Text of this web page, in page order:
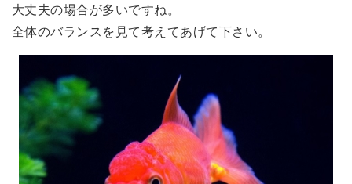
大丈夫の場合が多いですね。
全体のバランスを見て考えてあげて下さい。